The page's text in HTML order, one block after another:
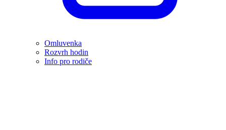
Omluvenka
Rozvrh hodin
Info pro rodiče